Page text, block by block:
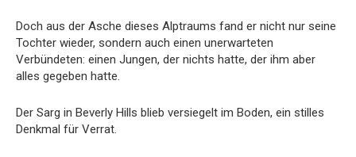
Doch aus der Asche dieses Alptraums fand er nicht nur seine
Tochter wieder, sondern auch einen unerwarteten
Verbündeten: einen Jungen, der nichts hatte, der ihm aber
alles gegeben hatte.
Der Sarg in Beverly Hills blieb versiegelt im Boden, ein stilles
Denkmal für Verrat.